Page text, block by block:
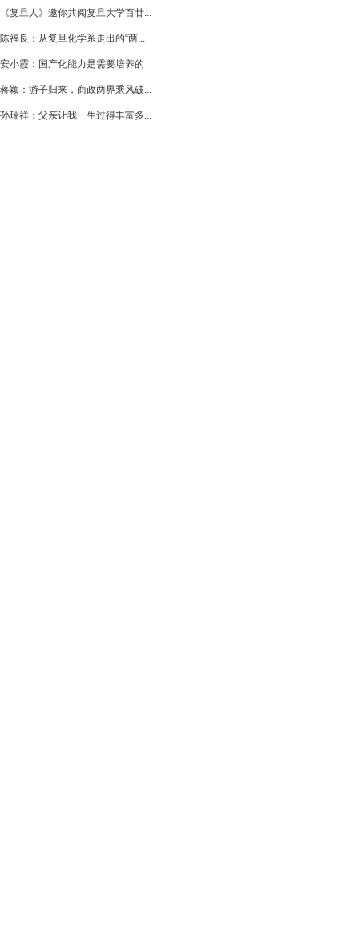
《复旦人》邀你共阅复旦大学百廿...
陈福良：从复旦化学系走出的“两...
安小霞：国产化能力是需要培养的
蒋颖：游子归来，商政两界乘风破...
孙瑞祥：父亲让我一生过得丰富多...